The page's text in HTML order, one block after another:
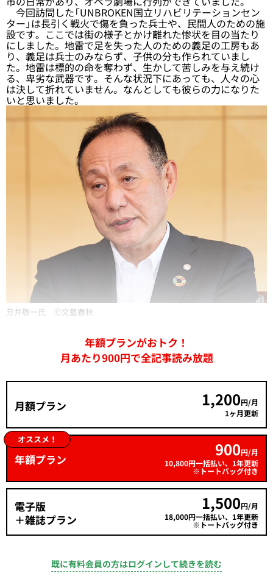
今回訪問した「UNBROKEN国立リハビリテーションセン
ター」は長引く戦火で傷を負った兵士や、民間人のための施
設です。ここでは街の様子とかけ離れた惨状を目の当たり
にしました。地雷で足を失った人のための義足の工房もあ
り、義足は兵士のみならず、子供の分も作られていまし
た。地雷は標的の命を奪わず、生かして苦しみを与え続け
る、卑劣な武器です。そんな状況下にあっても、人々の心
は決して折れていません。なんとしても彼らの力になりた
いと思いました。
芳井敬一氏 Ⓒ文藝春秋
年額プランがおトク！
月あたり900円で全記事読み放題
月額プラン 1,200円/月
1ヶ月更新
オススメ！
年額プラン 900円/月
10,800円一括払い、1年更新
※トートバッグ付き
電子版
＋雑誌プラン
1,500円/月
18,000円一括払い、1年更新
※トートバッグ付き
既に有料会員の方はログインして続きを読む